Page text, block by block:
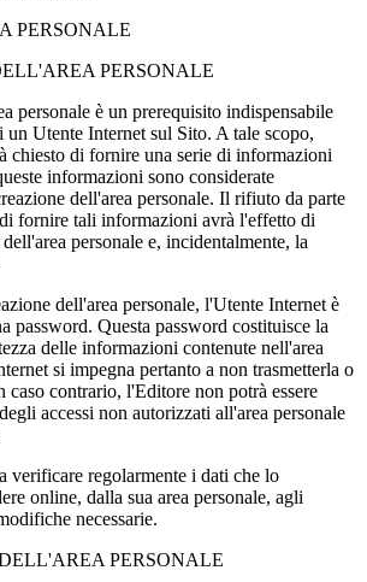
PERSONALE
PERSONALE
personale è un prerequisito indispensabile
un Utente Internet sul Sito. A tale scopo,
chiesto di fornire una serie di informazioni
informazioni sono considerate
dell'area personale. Il rifiuto da parte
fornire tali informazioni avrà l'effetto di
personale e, incidentalmente, la
dell'area personale, l'Utente Internet è
password. Questa password costituisce la
delle informazioni contenute nell'area
si impegna pertanto a non trasmetterla o
caso contrario, l'Editore non potrà essere
accessi non autorizzati all'area personale
verificare regolarmente i dati che lo
online, dalla sua area personale, agli
necessarie.
PERSONALE